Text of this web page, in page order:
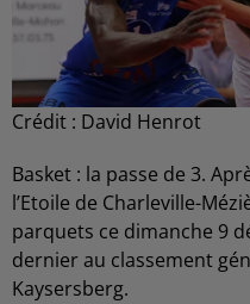
Crédit : David Henrot
Basket : la passe de 3.
l’Etoile de Charleville-
parquets ce dimanche 9
dernier au classement
Kaysersberg.